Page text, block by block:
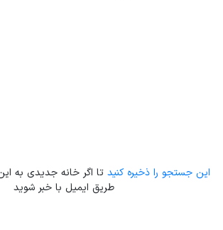
این جستجو را ذخیره کنید تا اگر خانه جدیدی به
طریق ایمیل با خبر شوید